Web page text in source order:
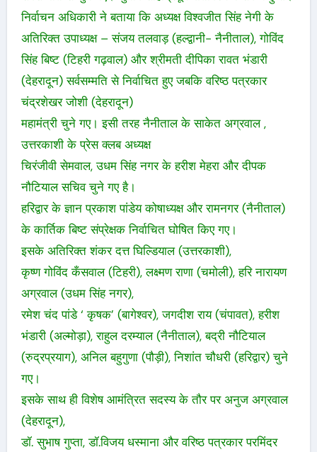
निर्वाचन अधिकारी ने बताया कि अध्यक्ष विश्वजीत सिंह नेगी के
अतिरिक्त उपाध्यक्ष – संजय तलवाड़ (हल्द्वानी- नैनीताल), गोविंद
सिंह बिष्ट (टिहरी गढ़वाल) और श्रीमती दीपिका रावत भंडारी
(देहरादून) सर्वसम्मति से निर्वाचित हुए जबकि वरिष्ठ पत्रकार
चंद्रशेखर जोशी (देहरादून)
महामंत्री चुने गए। इसी तरह नैनीताल के साकेत अग्रवाल ,
उत्तरकाशी के प्रेस क्लब अध्यक्ष
चिरंजीवी सेमवाल, उधम सिंह नगर के हरीश मेहरा और दीपक
नौटियाल सचिव चुने गए है।
हरिद्वार के ज्ञान प्रकाश पांडेय कोषाध्यक्ष और रामनगर (नैनीताल)
के कार्तिक बिष्ट संप्रेक्षक निर्वाचित घोषित किए गए।
इसके अतिरिक्त शंकर दत्त घिल्डियाल (उत्तरकाशी),
कृष्ण गोविंद कँसवाल (टिहरी), लक्ष्मण राणा (चमोली), हरि नारायण
अग्रवाल (उधम सिंह नगर),
रमेश चंद पांडे ‘ कृषक’ (बागेश्वर), जगदीश राय (चंपावत), हरीश
भंडारी (अल्मोड़ा), राहुल दरम्याल (नैनीताल), बद्री नौटियाल
(रुद्रप्रयाग), अनिल बहुगुणा (पौड़ी), निशांत चौधरी (हरिद्वार) चुने
गए।
इसके साथ ही विशेष आमंत्रित सदस्य के तौर पर अनुज अग्रवाल
(देहरादून),
डॉ. सुभाष गुप्ता, डॉ.विजय धस्माना और वरिष्ठ पत्रकार परमिंदर